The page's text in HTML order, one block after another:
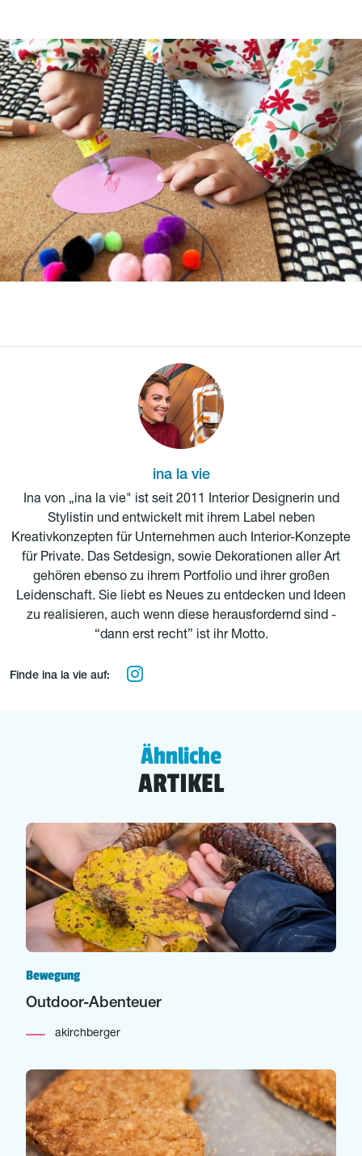
ina la vie
Ina von „ina la vie" ist seit 2011 Interior Designerin und
Stylistin und entwickelt mit ihrem Label neben
Kreativkonzepten für Unternehmen auch Interior-Konzepte
für Private. Das Setdesign, sowie Dekorationen aller Art
gehören ebenso zu ihrem Portfolio und ihrer großen
Leidenschaft. Sie liebt es Neues zu entdecken und Ideen
zu realisieren, auch wenn diese herausfordernd sind -
“dann erst recht” ist ihr Motto.
Finde ina la vie auf:
Ähnliche
ARTIKEL
Bewegung
Outdoor-Abenteuer
akirchberger